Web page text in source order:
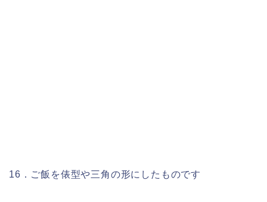
16．ご飯を俵型や三角の形にしたものです